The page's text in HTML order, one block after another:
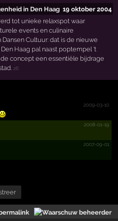
in Den Haag 19 oktober 2004
tot unieke relaxspot waar
events en culinaire
Cultuur: dat is de nieuwe
Haag pal naast poptempel 't
concept een essentiële bijdrage
26
2009-03-10
2008-01-19
2007-09-01